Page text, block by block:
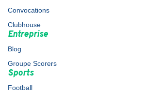
Convocations
Clubhouse
Entreprise
Blog
Groupe Scorers
Sports
Football